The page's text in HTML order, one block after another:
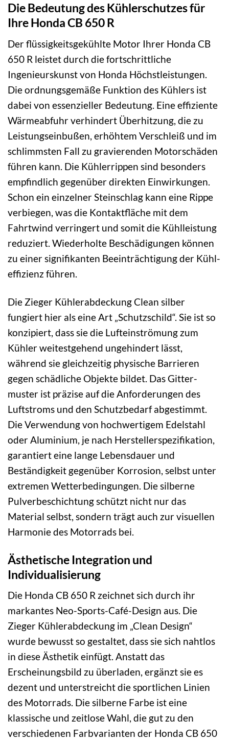
Die Bedeutung des Kühlerschutzes für
Ihre Honda CB 650 R
Der flüssigkeitsgekühlte Motor Ihrer Honda CB
650 R leistet durch die fortschrittliche
Ingenieurskunst von Honda Höchstleistungen.
Die ordnungsgemäße Funktion des Kühlers ist
dabei von essenzieller Bedeutung. Eine effiziente
Wärme­abfuhr verhindert Überhitzung, die zu
Leistungs­einbußen, erhöhtem Verschleiß und im
schlimmsten Fall zu gravierenden Motorschäden
führen kann. Die Kühler­rippen sind besonders
empfindlich gegenüber direkten Einwirkungen.
Schon ein einzelner Steinschlag kann eine Rippe
verbiegen, was die Kontakt­fläche mit dem
Fahrtwind verringert und somit die Kühl­leistung
reduziert. Wiederholte Beschädigungen können
zu einer signifikanten Beeinträchtigung der Kühl­
effizienz führen.
Die Zieger Kühlerabdeckung Clean silber
fungiert hier als eine Art „Schutzschild“. Sie ist so
konzipiert, dass sie die Luftein­strömung zum
Kühler weitestgehend ungehindert lässt,
während sie gleichzeitig physische Barrieren
gegen schädliche Objekte bildet. Das Gitter­
muster ist präzise auf die Anforderungen des
Luftstroms und den Schutz­bedarf abgestimmt.
Die Verwendung von hochwertigem Edelstahl
oder Aluminium, je nach Hersteller­spezifikation,
garantiert eine lange Lebensdauer und
Beständigkeit gegenüber Korrosion, selbst unter
extremen Wetter­bedingungen. Die silberne
Pulverbeschichtung schützt nicht nur das
Material selbst, sondern trägt auch zur visuellen
Harmonie des Motorrads bei.
Ästhetische Integration und
Individualisierung
Die Honda CB 650 R zeichnet sich durch ihr
markantes Neo-Sports-Café-Design aus. Die
Zieger Kühlerabdeckung im „Clean Design“
wurde bewusst so gestaltet, dass sie sich nahtlos
in diese Ästhetik einfügt. Anstatt das
Erscheinungs­bild zu überladen, ergänzt sie es
dezent und unterstreicht die sportlichen Linien
des Motorrads. Die silberne Farbe ist eine
klassische und zeitlose Wahl, die gut zu den
verschiedenen Farb­varianten der Honda CB 650